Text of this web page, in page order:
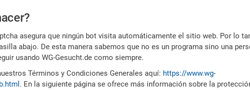
asegura que ningún bot visita automáticamente el sitio web. Por lo
abajo. De esta manera sabemos que no es un programa sino una
usando WG-Gesucht.de como siempre.
Términos y Condiciones Generales aquí: https://www.wg-
. En la siguiente página se ofrece más información sobre la